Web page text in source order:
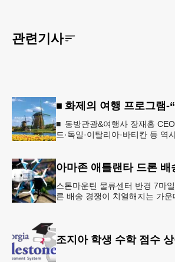
관련기사
■ 동방관광&여행사 장재홍
드·독일·이탈리아·바티칸 등 역
아마존 애틀랜타 드론 배
스톤마운틴 물류센터 반경 7마
른 배송 경쟁이 치열해지는 가
조지아 학생 수학 점수